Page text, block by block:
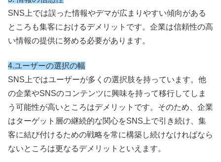
SNS上では誤った情報やデマが広まりやすい傾向がある
ところも集客におけるデメリットです。企業は信頼性の高
い情報の提供に努める必要があります。
4.ユーザーの選択の幅
SNS上ではユーザーが多くの選択肢を持っています。他
の企業やSNSのコンテンツに興味を持って移行してしま
う可能性が高いところはデメリットです。そのため、企業
はターゲット層の継続的な関心をSNS上で引き続け、集
客に結び付けるための戦略を常に構築し続けなければなら
ないところは更なるデメリットといえます。